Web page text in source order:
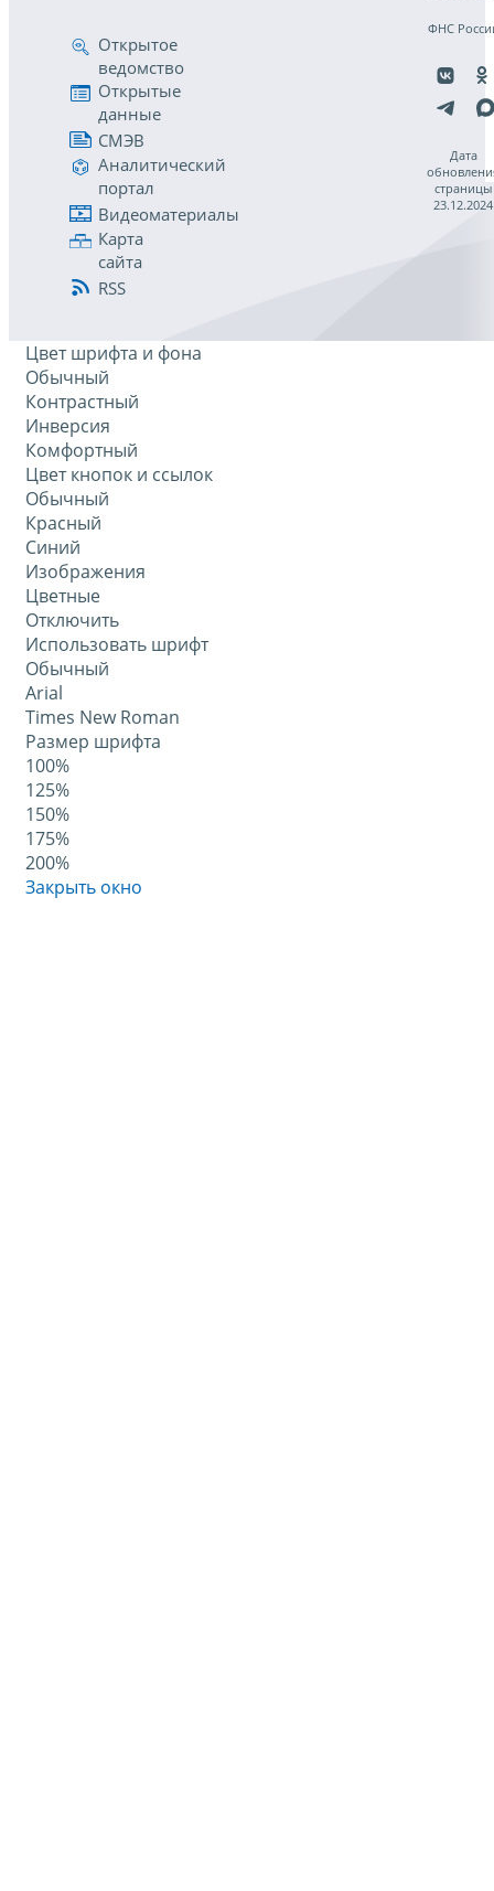
Открытое
ведомство
Открытые
данные
СМЭВ
Аналитический
портал
Видеоматериалы
Карта
сайта
RSS
ФНС
Дата
страницы
23.12.2024
Цвет шрифта и фона
Обычный
Контрастный
Инверсия
Комфортный
Цвет кнопок и ссылок
Обычный
Красный
Синий
Изображения
Цветные
Отключить
Использовать шрифт
Обычный
Arial
Times New Roman
Размер шрифта
100%
125%
150%
175%
200%
Закрыть окно